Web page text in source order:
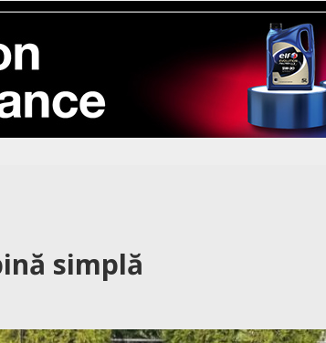
simplă